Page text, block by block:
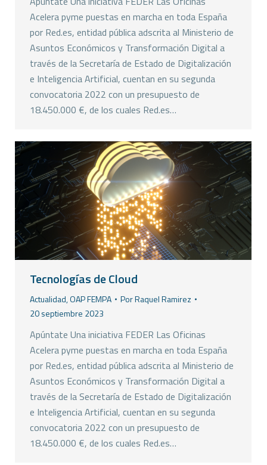
Acelera pyme puestas en marcha en toda España
por Red.es, entidad pública adscrita al Ministerio de
Asuntos Económicos y Transformación Digital a
través de la Secretaría de Estado de Digitalización
e Inteligencia Artificial, cuentan en su segunda
convocatoria 2022 con un presupuesto de
18.450.000 €, de los cuales Red.es…
Tecnologías de Cloud
Actualidad,OAP FEMPA PorRaquel Ramirez
20 septiembre 2023
Apúntate Una iniciativa FEDER Las Oficinas
Acelera pyme puestas en marcha en toda España
por Red.es, entidad pública adscrita al Ministerio de
Asuntos Económicos y Transformación Digital a
través de la Secretaría de Estado de Digitalización
e Inteligencia Artificial, cuentan en su segunda
convocatoria 2022 con un presupuesto de
18.450.000 €, de los cuales Red.es…